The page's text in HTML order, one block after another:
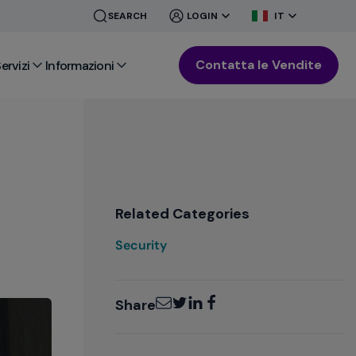
SEARCH
CLOSE
LOGIN
CLOSE
IT
Informazioni Contatta le Vendite
Related Categories
Security
ShareEmailTwitter
LinkedInFacebook